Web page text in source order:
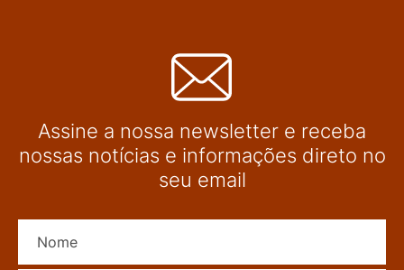
Assine a nossa newsletter e receba
nossas notícias e informações direto no
seu email